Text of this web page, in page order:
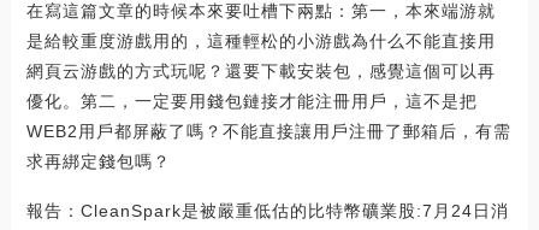
在寫這篇文章的時候本來要吐槽下兩點：第一，本來端游就
是給較重度游戲用的，這種輕松的小游戲為什么不能直接用
網頁云游戲的方式玩呢？還要下載安裝包，感覺這個可以再
優化。第二，一定要用錢包鏈接才能注冊用戶，這不是把
WEB2用戶都屏蔽了嗎？不能直接讓用戶注冊了郵箱后，有需
求再綁定錢包嗎？
報告：CleanSpark是被嚴重低估的比特幣礦業股:7月24日消